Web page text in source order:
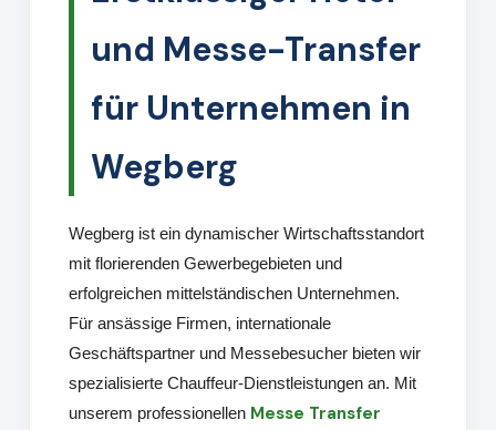
und Messe-Transfer
für Unternehmen in
Wegberg
Wegberg ist ein dynamischer Wirtschaftsstandort
mit florierenden Gewerbegebieten und
erfolgreichen mittelständischen Unternehmen.
Für ansässige Firmen, internationale
Geschäftspartner und Messebesucher bieten wir
spezialisierte Chauffeur-Dienstleistungen an. Mit
unserem professionellen Messe Transfer